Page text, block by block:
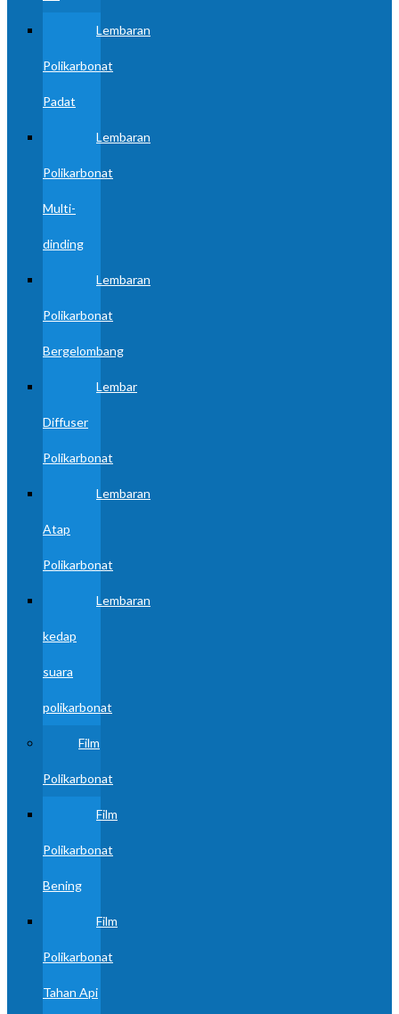
Lembaran
Polikarbonat
Padat
Lembaran
Polikarbonat
Multi-
dinding
Lembaran
Polikarbonat
Bergelombang
Lembar
Diffuser
Polikarbonat
Lembaran
Atap
Polikarbonat
Lembaran
kedap
suara
polikarbonat
Film
Polikarbonat
Film
Polikarbonat
Bening
Film
Polikarbonat
Tahan Api